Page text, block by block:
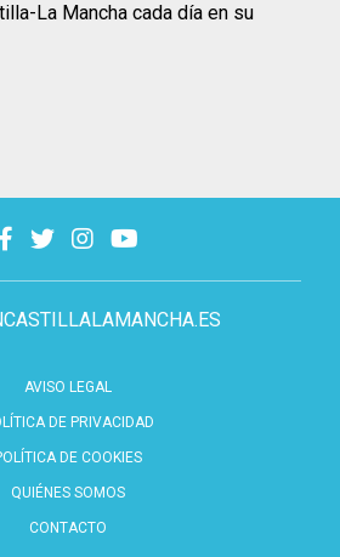
AVISO LEGAL
DE PRIVACIDAD
DE COOKIES
QUIÉNES SOMOS
CONTACTO
La Mancha cada día en su